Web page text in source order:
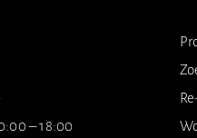
– 18:00